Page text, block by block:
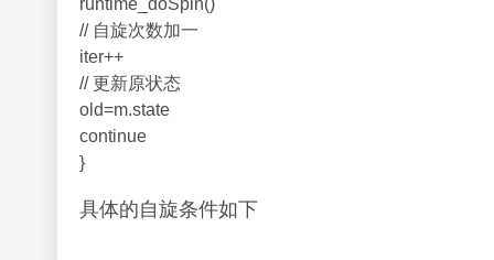
runtime_doSpin()
// 自旋次数加一
iter++
// 更新原状态
old=m.state
continue
}
具体的自旋条件如下